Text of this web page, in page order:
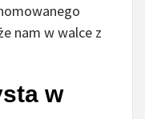
nam w walce z
w